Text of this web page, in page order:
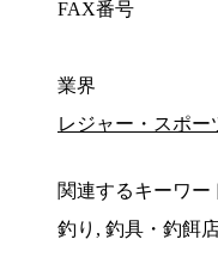
FAX番号
業界
レジャー・スポー
関連するキーワー
釣り, 釣具・釣餌